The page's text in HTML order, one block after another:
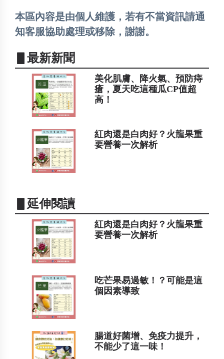
本區內容是由個人維護，若有不當資訊請通
知客服協助處理或移除，謝謝。
▋最新新聞
美化肌膚、降火氣、預防痔
瘡，夏天吃這種瓜CP值超
高！
紅肉還是白肉好？火龍果重
要營養一次解析
▋延伸閱讀
紅肉還是白肉好？火龍果重
要營養一次解析
吃芒果易過敏！？可能是這
個因素導致
腸道好菌增、免疫力提升，
不能少了這一味！